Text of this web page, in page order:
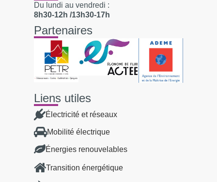
Du lundi au vendredi :
8h30-12h /13h30-17h
Partenaires
Liens utiles
Électricité et réseaux
Mobilité électrique
Énergies renouvelables
Transition énergétique